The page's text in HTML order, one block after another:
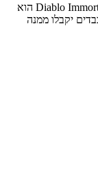
תרחיש האימים של המעריצים התממש - Diablo Immortal הוא
יקבלו ממנה